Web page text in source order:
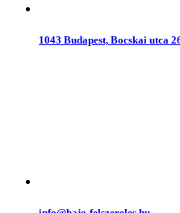
1043 Budapest, Bocskai utca